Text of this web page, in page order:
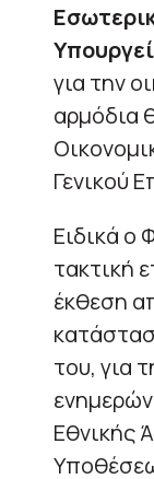
για την
αρμόδια
Γενικού
Ειδικά ο
τακτική
έκθεση
του, για
Εθνικής